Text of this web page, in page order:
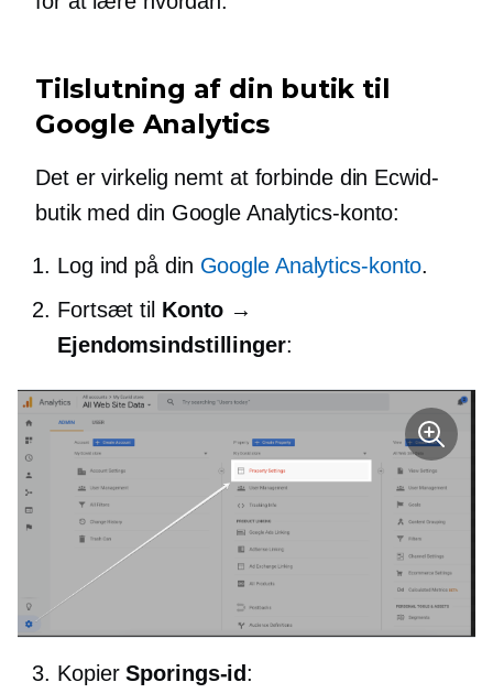
Tilslutning af din butik til
Google Analytics
Det er virkelig nemt at forbinde din Ecwid-
butik med din Google Analytics-konto:
Log ind på din Google Analytics-konto.
Fortsæt til Konto →
Ejendomsindstillinger:
KopierSporings-id: